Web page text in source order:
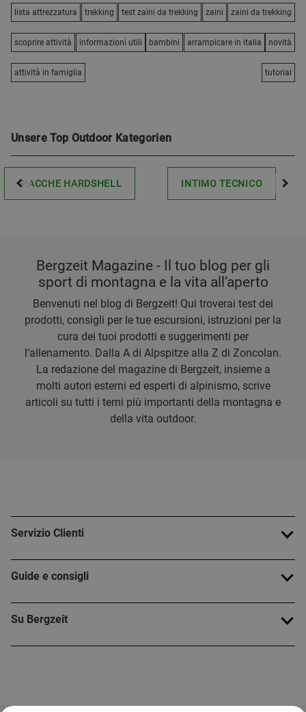
lista attrezzatura trekking test zaini da trekking zaini zaini da trekking
scoprire attività informazioni utili bambini arrampicare in italia novità
attività in famiglia tutorial
Unsere Top Outdoor Kategorien
GIACCHE HARDSHELL INTIMO TECNICO
Bergzeit Magazine - Il tuo blog per gli
sport di montagna e la vita all‘aperto
Benvenuti nel blog di Bergzeit! Qui troverai test dei
prodotti, consigli per le tue escursioni, istruzioni per la
cura dei tuoi prodotti e suggerimenti per
l‘allenamento. Dalla A di Alpspitze alla Z di Zoncolan.
La redazione del magazine di Bergzeit, insieme a
molti autori esterni ed esperti di alpinismo, scrive
articoli su tutti i temi più importanti della montagna e
della vita outdoor.
Servizio Clienti
Guide e consigli
Su Bergzeit